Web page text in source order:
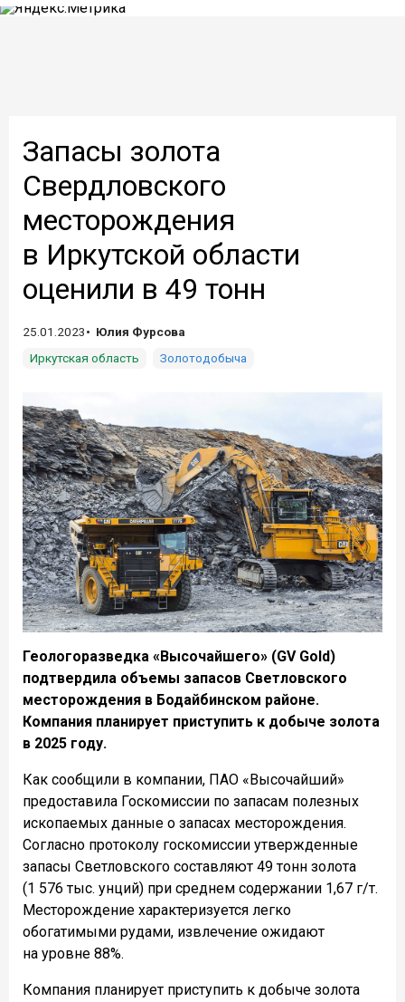
Запасы золота
Свердловского
месторождения
в Иркутской области
оценили в 49 тонн
25.01.2023
Юлия Фурсова
Иркутская область
Золотодобыча
Геологоразведка «Высочайшего» (GV Gold)
подтвердила объемы запасов Светловского
месторождения в Бодайбинском районе.
Компания планирует приступить к добыче золота
в 2025 году.
Как сообщили в компании, ПАО «Высочайший»
предоставила Госкомиссии по запасам полезных
ископаемых данные о запасах месторождения.
Согласно протоколу госкомиссии утвержденные
запасы Светловского составляют 49 тонн золота
(1 576 тыс. унций) при среднем содержании 1,67 г/т.
Месторождение характеризуется легко
обогатимыми рудами, извлечение ожидают
на уровне 88%.
Компания планирует приступить к добыче золота